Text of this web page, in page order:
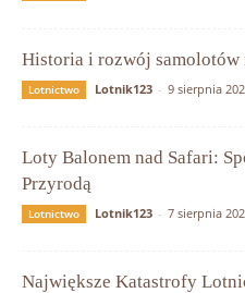
Historia i rozwój samolotów
Lotnictwo Lotnik123 - 9 sierpnia
Loty Balonem nad Safari:
Przyrodą
Lotnictwo Lotnik123 - 7 sierpnia
Największe Katastrofy